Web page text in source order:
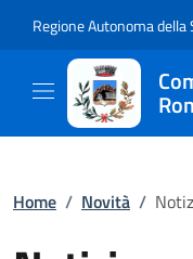
Regione Autonoma della
Home / Novità /